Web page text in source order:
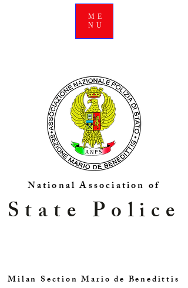
ME
NU
National Association of
Milan Section Mario de Benedittis
State Police